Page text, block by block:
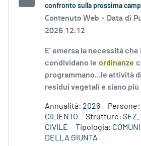
confronto sulla prossima
Contenuto Web - Data di
2026 12.12
E’ emersa la necessità che
condividano le ordinanze
programmano...le attività
residui vegetali e siano
Annualità: 2026 Persone:
CILIENTO
Strutture: SEZ.
CIVILE
Tipologia:
DELLA GIUNTA